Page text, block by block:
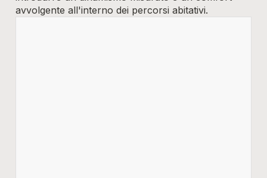
avvolgente all'interno dei percorsi abitativi.